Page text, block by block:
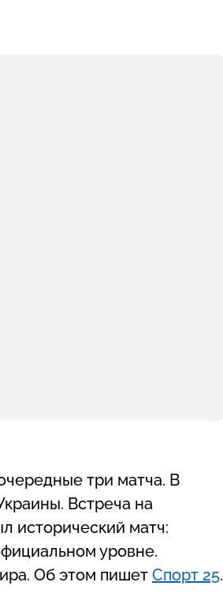
три матча. В
Встреча на
исторический матч:
уровне.
Об этом пишет Спорт 25.